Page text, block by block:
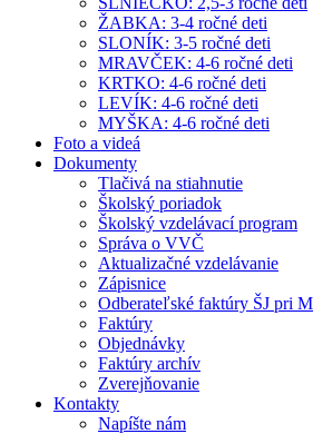
ŽABKA: 3-4 ročné deti
SLONÍK: 3-5 ročné deti
MRAVČEK: 4-6 ročné deti
KRTKO: 4-6 ročné deti
LEVÍK: 4-6 ročné deti
MYŠKA: 4-6 ročné deti
Foto a videá
Dokumenty
Tlačivá na stiahnutie
Školský poriadok
Školský vzdelávací program
Správa o VVČ
Aktualizačné vzdelávanie
Zápisnice
Odberateľské faktúry ŠJ pri
Faktúry
Objednávky
Faktúry archív
Zverejňovanie
Kontakty
Napíšte nám